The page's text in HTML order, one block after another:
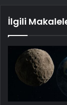
İlgili